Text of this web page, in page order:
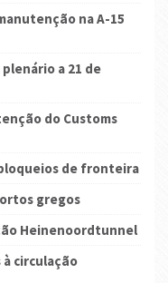
na A-15
a 21 de
do Customs
de fronteira
gregos
Heinenoordtunnel
circulação